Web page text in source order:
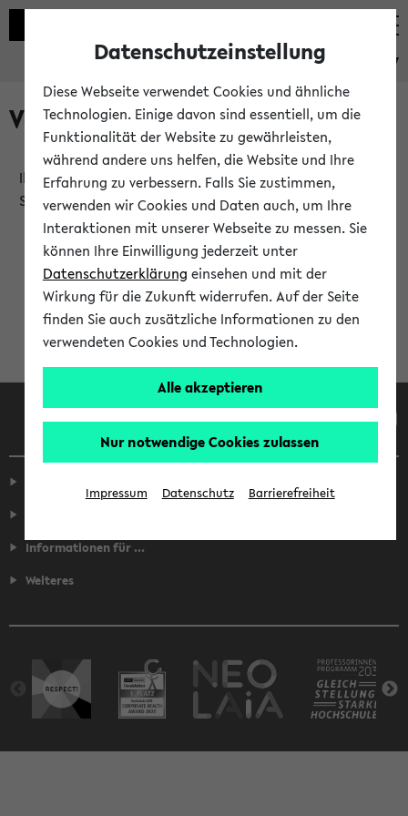
eKVV
Verlauf
Ihr Verlauf ist leer. Er wird sich im Verlauf Ihrer eKVV
Sitzung füllen.
Informationen für ...
Weiteres
Datenschutzeinstellung
Diese Webseite verwendet Cookies und ähnliche
Technologien. Einige davon sind essentiell, um die
Funktionalität der Website zu gewährleisten,
während andere uns helfen, die Website und Ihre
Erfahrung zu verbessern. Falls Sie zustimmen,
verwenden wir Cookies und Daten auch, um Ihre
Interaktionen mit unserer Webseite zu messen. Sie
können Ihre Einwilligung jederzeit unter
Datenschutzerklärung einsehen und mit der
Wirkung für die Zukunft widerrufen. Auf der Seite
finden Sie auch zusätzliche Informationen zu den
verwendeten Cookies und Technologien.
Alle akzeptieren
Nur notwendige Cookies zulassen
Impressum Datenschutz Barrierefreiheit